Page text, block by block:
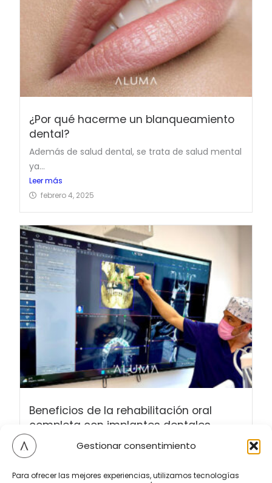
Gestionar consentimiento
Para ofrecer las mejores experiencias, utilizamos tecnologías
¿Por qué hacerme un blanqueamiento
dental?
Además de salud dental, se trata de salud mental
ya...
Leer más
febrero 4, 2025
Beneficios de la rehabilitación oral
completa con implantes dentales
La pérdida de dientes supone problemas
relacionados con la masticación...
Leer más